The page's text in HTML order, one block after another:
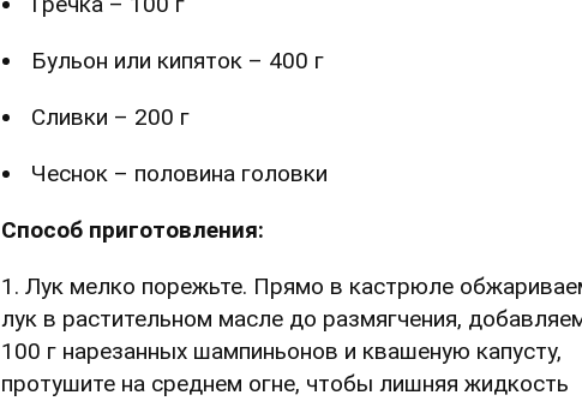
Бульон или кипяток – 400 г
Сливки – 200 г
Чеснок – половина головки
Способ приготовления:
1. Лук мелко порежьте. Прямо в кастрюле
лук в растительном масле до размягчения,
100 г нарезанных шампиньонов и квашеную капусту,
протушите на среднем огне, чтобы лишняя жидкость